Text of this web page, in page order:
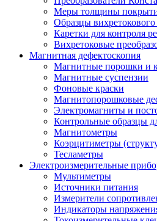
Меры толщины
Образцы вихретокового
Каретки для контроля
Вихретоковые
Магнитная дефектоскопия
Магнитные порошки и
Магнитные суспензии
Фоновые краски
Магнитопорошковые
Электромагниты и
Контрольные образцы
Магнитометры
Коэрцитиметры
Тесламетры
Электроизмерительные
Мультиметры
Источники питания
Измерители
Индикаторы